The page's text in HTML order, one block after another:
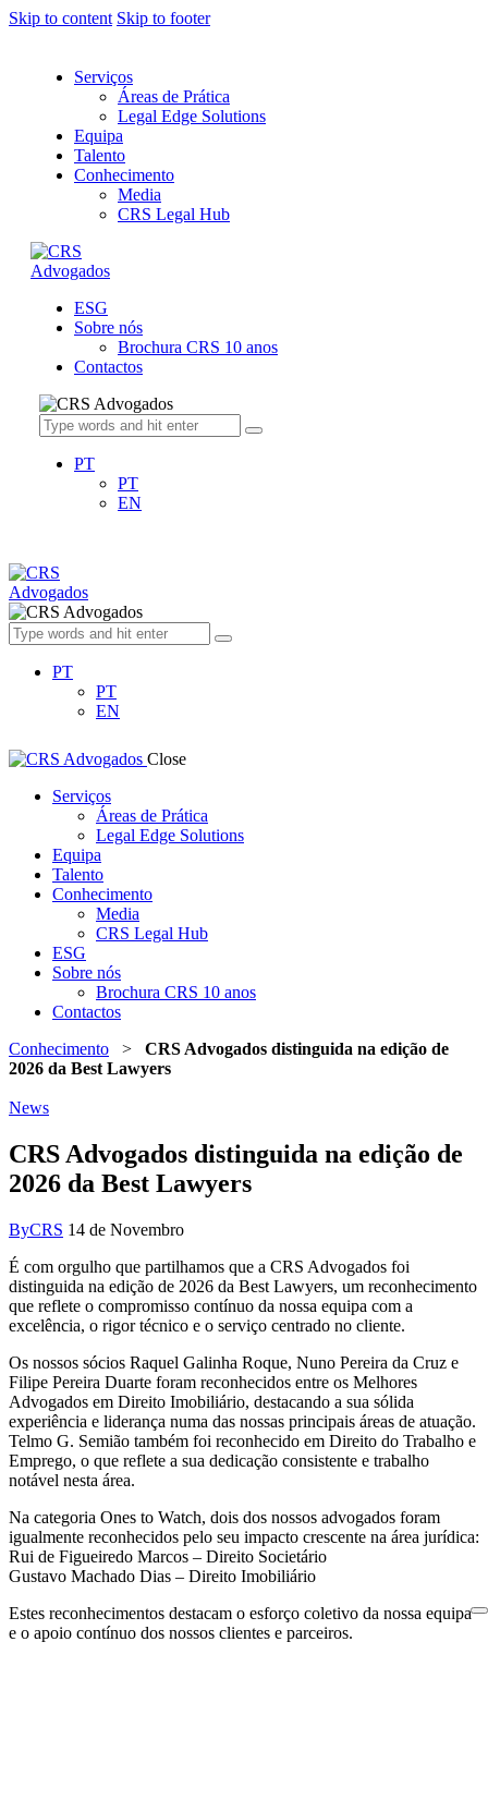
Skip to content Skip to footer
Serviços
Áreas de Prática
Legal Edge Solutions
Equipa
Talento
Conhecimento
Media
CRS Legal Hub
ESG
Sobre nós
Brochura CRS 10 anos
Contactos
PT
PT
EN
PT
PT
EN
Close
Serviços
Áreas de Prática
Legal Edge Solutions
Equipa
Talento
Conhecimento
Media
CRS Legal Hub
ESG
Sobre nós
Brochura CRS 10 anos
Contactos
Conhecimento > CRS Advogados distinguida na edição de
2026 da Best Lawyers
News
CRS Advogados distinguida na edição de
2026 da Best Lawyers
ByCRS 14 de Novembro
É com orgulho que partilhamos que a CRS Advogados foi
distinguida na edição de 2026 da Best Lawyers, um reconhecimento
que reflete o compromisso contínuo da nossa equipa com a
excelência, o rigor técnico e o serviço centrado no cliente.
Os nossos sócios Raquel Galinha Roque, Nuno Pereira da Cruz e
Filipe Pereira Duarte foram reconhecidos entre os Melhores
Advogados em Direito Imobiliário, destacando a sua sólida
experiência e liderança numa das nossas principais áreas de atuação.
Telmo G. Semião também foi reconhecido em Direito do Trabalho e
Emprego, o que reflete a sua dedicação consistente e trabalho
notável nesta área.
Na categoria Ones to Watch, dois dos nossos advogados foram
igualmente reconhecidos pelo seu impacto crescente na área jurídica:
Rui de Figueiredo Marcos – Direito Societário
Gustavo Machado Dias – Direito Imobiliário
Estes reconhecimentos destacam o esforço coletivo da nossa equipa
e o apoio contínuo dos nossos clientes e parceiros.